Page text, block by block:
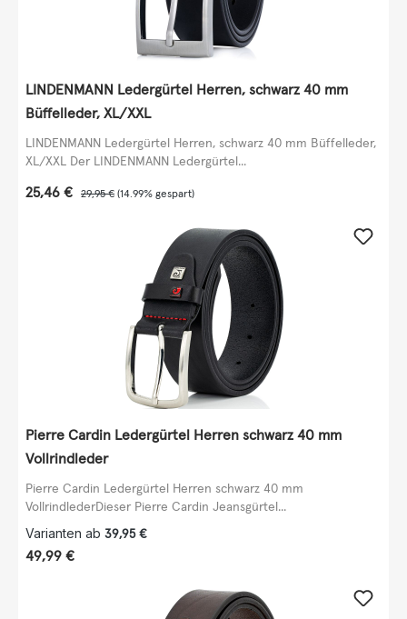
LINDENMANN Ledergürtel Herren, schwarz 40 mm
Büffelleder, XL/XXL
LINDENMANN Ledergürtel Herren, schwarz 40 mm Büffelleder,
XL/XXL Der LINDENMANN Ledergürtel...
Verkaufspreis:
25,46 € Regulärer Preis:
29,95 € (14.99% gespart)
Pierre Cardin Ledergürtel Herren schwarz 40 mm
Vollrindleder
Pierre Cardin Ledergürtel Herren schwarz 40 mm
VollrindlederDieser Pierre Cardin Jeansgürtel...
Varianten ab 39,95 €
Regulärer Preis:
49,99 €